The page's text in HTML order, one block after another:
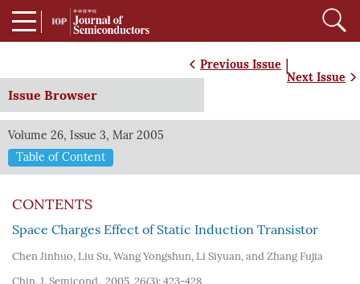
Previous Issue |
Next Issue
Issue Browser
Volume 26, Issue 3, Mar 2005
Table of Content
CONTENTS
Space Charges Effect of Static Induction Transistor
Chen Jinhuo, Liu Su, Wang Yongshun, Li Siyuan, and Zhang Fujia
Chin. J. Semicond. 2005, 26(3): 423-428